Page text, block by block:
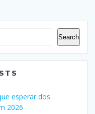
Search
esperar dos
2026